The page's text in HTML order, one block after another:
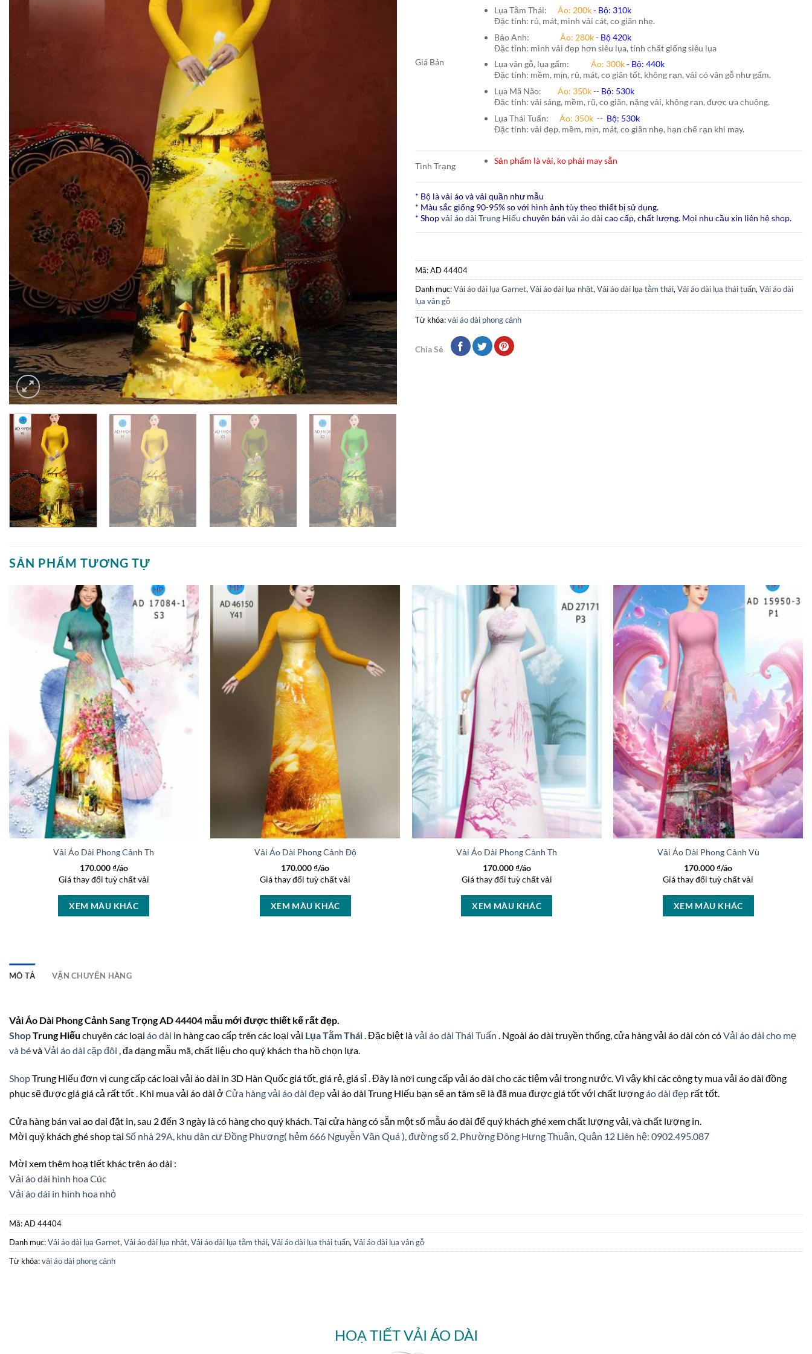
Giá Bán
Lụa Tằm Thái: Áo: 200k- Bộ: 310k
Đặc tính: rủ, mát, mình vải cát, co giãn nhẹ.
Bảo Anh: Áo: 280k- Bộ 420k
Đặc tính: mình vải đẹp hơn siêu lụa, tính chất giống siêu lụa
Lụa vân gỗ, lụa gấm: Áo: 300k- Bộ: 440k
Đặc tính: mềm, mịn, rủ, mát, co giãn tốt, không rạn, vải có vân gỗ như gấm.
Lụa Mã Não: Áo: 350k-- Bộ: 530k
Đặc tính: vải sáng, mềm, rũ, co giãn, nặng vải, không rạn, được ưa chuộng.
Lụa Thái Tuấn: Áo: 350k-- Bộ: 530k
Đặc tính: vải đẹp, mềm, mịn, mát, co giãn nhẹ, hạn chế rạn khi may.
Tình Trạng
Sản phẩm là vải, ko phải may sẵn
* Bộ là vải áo và vải quần như mẫu
* Màu sắc giống 90-95% so với hình ảnh tùy theo thiết bị sử dụng.
* Shopvải áo dài Trung Hiếu chuyên bán vải áo dài cao cấp, chất lượng. Mọi nhu cầu xin liên hệ shop.
Mã:AD 44404
Danh mục:Vải áo dài lụa Garnet, Vải áo dài lụa nhật, Vải áo dài lụa tằm thái, Vải áo dài lụa thái tuấn, Vải áo dài
lụa vân gỗ
Từ khóa:vải áo dài phong cảnh
Chia Sẻ
SẢN PHẨM TƯƠNG TỰ
Vải Áo Dài Phong Cảnh Thu Hút AD 17084-1
170.000₫/áo
Giá thay đổi tuỳ chất vải
XEM MÀU KHÁC
Vải Áo Dài Phong Cảnh Độc Đáo AD 46150
170.000₫/áo
Giá thay đổi tuỳ chất vải
XEM MÀU KHÁC
Vải Áo Dài Phong Cảnh Thiết Kế 2026 AD 27171
170.000₫/áo
Giá thay đổi tuỳ chất vải
XEM MÀU KHÁC
Vải Áo Dài Phong Cảnh Vừa Ra AD
170.000₫/áo
Giá thay đổi tuỳ chất vải
XEM MÀU KHÁC
MÔ TẢ VẬN CHUYỂN HÀNG
Vải Áo Dài Phong Cảnh Sang Trọng AD 44404 mẫu mới được thiết kế rất đẹp.
ShopTrung Hiếu chuyên các loại áo dài in hàng cao cấp trên các loại vải Lụa Tằm Thái. Đặc biệt làvải áo dài Thái Tuấn . Ngoài áo dài truyền thống, cửa hàng vải áo dài còn cóVải áo dài cho mẹ
và bévàVải áo dài cặp đôi , đa dạng mẫu mã, chất liệu cho quý khách tha hồ chọn lựa.
ShopTrung Hiếu đơn vị cung cấp các loại vải áo dài in 3D Hàn Quốc giá tốt, giá rẻ, giá sỉ . Đây là nơi cung cấp vải áo dài cho các tiệm vải trong nước. Vì vậy khi các công ty mua vải áo dài đồng
phục sẽ được giá giá cả rất tốt . Khi mua vải áo dài ở Cửa hàng vải áo dài đẹpvải áo dài Trung Hiếu bạn sẽ an tâm sẽ là đã mua được giá tốt với chất lượngáo dài đẹp rất tốt.
Cửa hàng bán vai ao dai đặt in, sau 2 đến 3 ngày là có hàng cho quý khách. Tại cửa hàng có sẵn một số mẫu áo dài để quý khách ghé xem chất lượng vải, và chất lượng in.
Mời quý khách ghé shop tại Số nhà 29A, khu dân cư Đồng Phượng( hẻm 666 Nguyễn Văn Quá ), đường số 2, Phường Đông Hưng Thuận, Quận 12 Liên hệ: 0902.495.087
Mời xem thêm hoạ tiết khác trên áo dài :
Vải áo dài hình hoa Cúc
Vải áo dài in hình hoa nhỏ
Mã:AD 44404
Danh mục:Vải áo dài lụa Garnet,Vải áo dài lụa nhật,Vải áo dài lụa tằm thái,Vải áo dài lụa thái tuấn,Vải áo dài lụa vân gỗ
Từ khóa:vải áo dài phong cảnh
HOẠ TIẾT VẢI ÁO DÀI